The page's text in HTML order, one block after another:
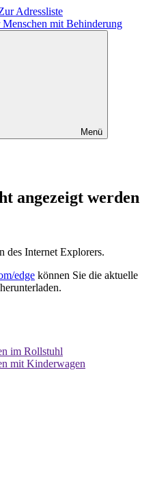
Adressliste
mit Behinderung
Menü
angezeigt werden
des Internet Explorers.
edge können Sie die aktuelle